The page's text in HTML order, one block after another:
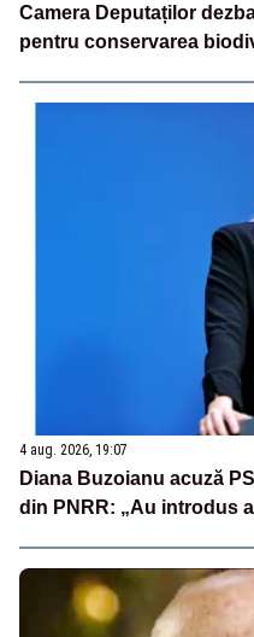
Camera Deputaților
pentru conservarea
4 aug. 2026, 19:07
Diana Buzoianu acuză
din PNRR: „Au introdus